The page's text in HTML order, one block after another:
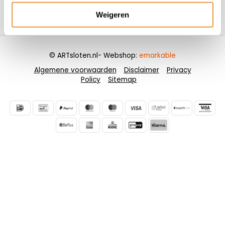
Weigeren
Contactgegevens
Algemene voorwaarden Disclaimer
Privacy
Policy
Sitemap
© ARTsloten.nl- Webshop: emarkable